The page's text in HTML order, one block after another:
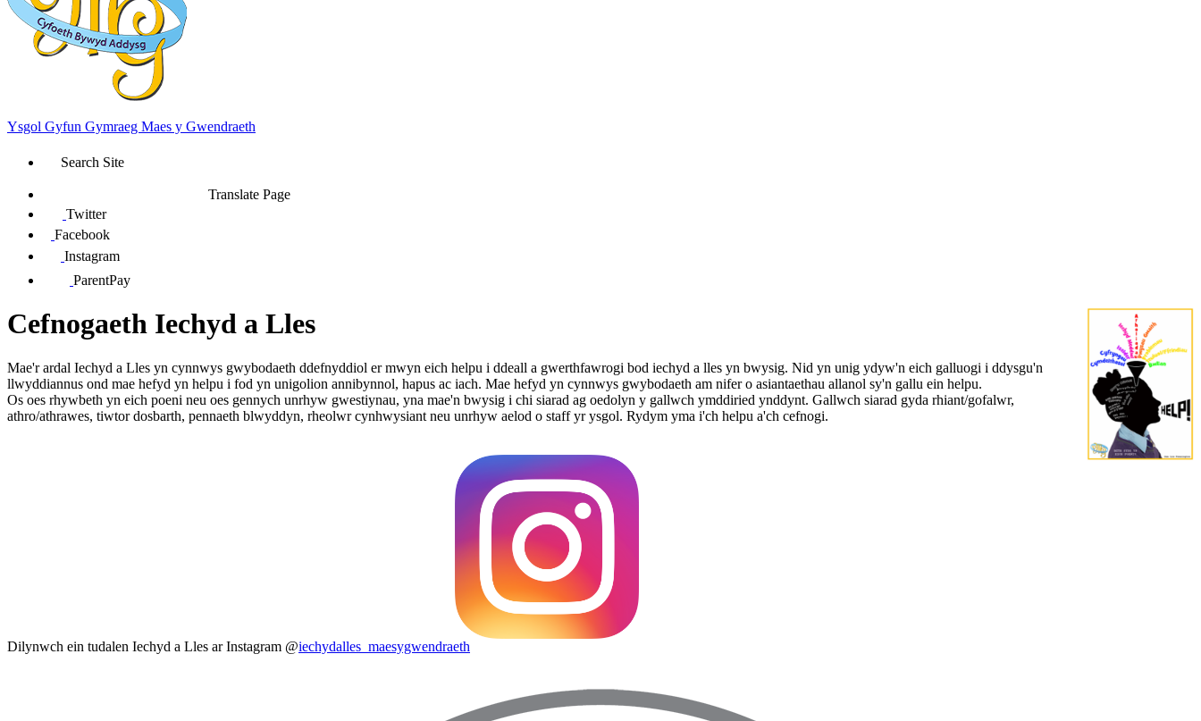
Ysgol Gyfun Gymraeg Maes y Gwendraeth
Search Site
Translate Page
Twitter
Facebook
Instagram
ParentPay
Cefnogaeth Iechyd a Lles
Mae'r ardal Iechyd a Lles yn cynnwys gwybodaeth ddefnyddiol er mwyn eich helpu i ddeall a gwerthfawrogi bod iechyd a lles yn bwysig. Nid yn unig ydyw'n eich galluogi i ddysgu'n
llwyddiannus ond mae hefyd yn helpu i fod yn unigolion annibynnol, hapus ac iach. Mae hefyd yn cynnwys gwybodaeth am nifer o asiantaethau allanol sy'n gallu ein helpu.
Os oes rhywbeth yn eich poeni neu oes gennych unrhyw gwestiynau, yna mae'n bwysig i chi siarad ag oedolyn y gallwch ymddiried ynddynt. Gallwch siarad gyda rhiant/gofalwr,
athro/athrawes, tiwtor dosbarth, pennaeth blwyddyn, rheolwr cynhwysiant neu unrhyw aelod o staff yr ysgol. Rydym yma i'ch helpu a'ch cefnogi.
Dilynwch ein tudalen Iechyd a Lles ar Instagram @iechydalles_maesygwendraeth